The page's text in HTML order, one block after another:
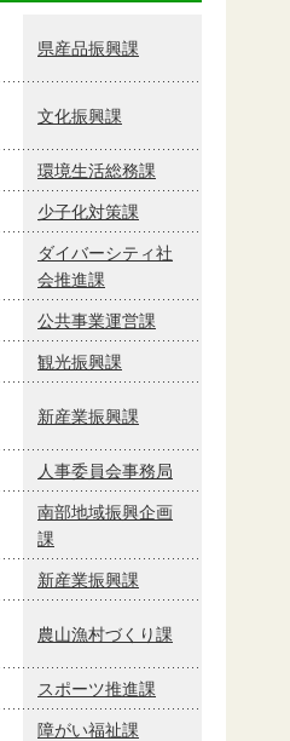
県産品振興課
文化振興課
環境生活総務課
少子化対策課
ダイバーシティ社
会推進課
公共事業運営課
観光振興課
新産業振興課
人事委員会事務局
南部地域振興企画
課
新産業振興課
農山漁村づくり課
スポーツ推進課
障がい福祉課